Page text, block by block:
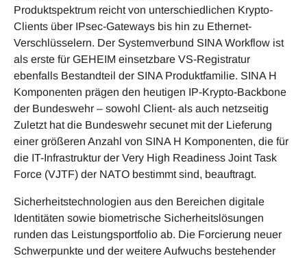
Produktspektrum reicht von unterschiedlichen Krypto-
Clients über IPsec-Gateways bis hin zu Ethernet-
Verschlüsselern. Der Systemverbund SINA Workflow ist
als erste für GEHEIM einsetzbare VS-Registratur
ebenfalls Bestandteil der SINA Produktfamilie. SINA H
Komponenten prägen den heutigen IP-Krypto-Backbone
der Bundeswehr – sowohl Client- als auch netzseitig
Zuletzt hat die Bundeswehr secunet mit der Lieferung
einer größeren Anzahl von SINA H Komponenten, die für
die IT-Infrastruktur der Very High Readiness Joint Task
Force (VJTF) der NATO bestimmt sind, beauftragt.
Sicherheitstechnologien aus den Bereichen digitale
Identitäten sowie biometrische Sicherheitslösungen
runden das Leistungsportfolio ab. Die Forcierung neuer
Schwerpunkte und der weitere Aufwuchs bestehender